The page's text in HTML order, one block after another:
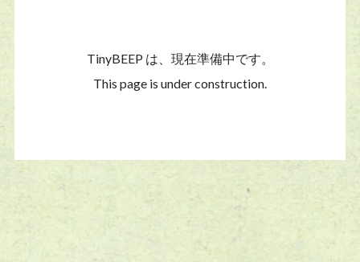
TinyBEEP は、現在準備中です。
This page is under construction.